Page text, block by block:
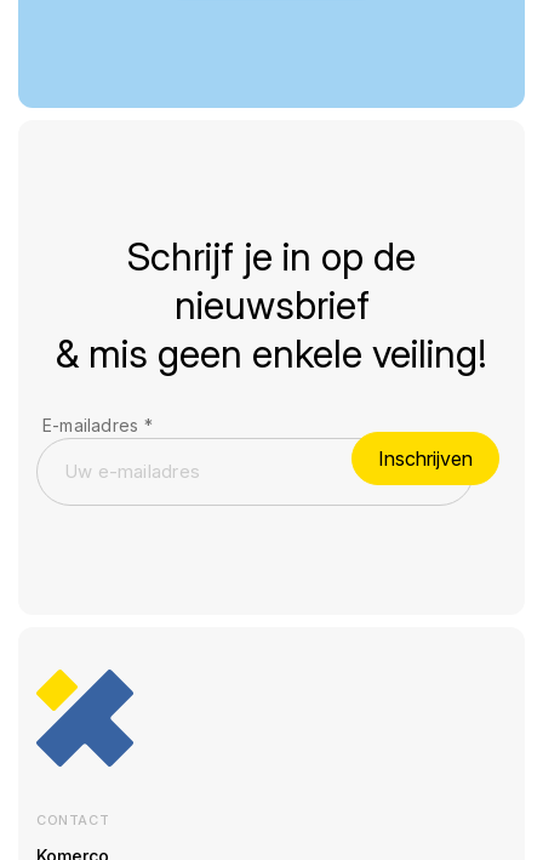
Schrijf je in op de
nieuwsbrief
& mis geen enkele veiling!
E-mailadres *
Inschrijven
CONTACT
Komerco